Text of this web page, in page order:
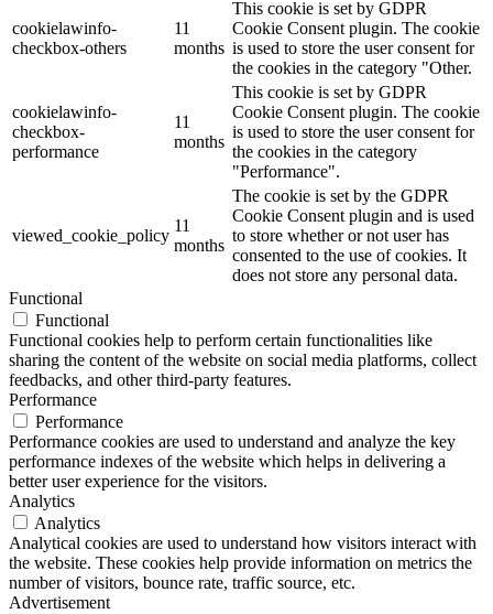
cookielawinfo-
checkbox-others
11
months
This cookie is set by GDPR
Cookie Consent plugin. The cookie
is used to store the user consent for
the cookies in the category "Other.
cookielawinfo-
checkbox-
performance
11
months
This cookie is set by GDPR
Cookie Consent plugin. The cookie
is used to store the user consent for
the cookies in the category
"Performance".
viewed_cookie_policy
11
months
The cookie is set by the GDPR
Cookie Consent plugin and is used
to store whether or not user has
consented to the use of cookies. It
does not store any personal data.
Functional
Functional
Functional cookies help to perform certain functionalities like
sharing the content of the website on social media platforms, collect
feedbacks, and other third-party features.
Performance
Performance
Performance cookies are used to understand and analyze the key
performance indexes of the website which helps in delivering a
better user experience for the visitors.
Analytics
Analytics
Analytical cookies are used to understand how visitors interact with
the website. These cookies help provide information on metrics the
number of visitors, bounce rate, traffic source, etc.
Advertisement